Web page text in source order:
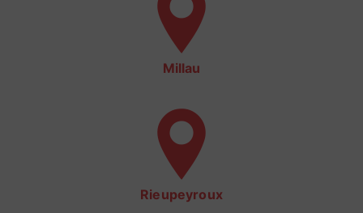
Millau
Rieupeyroux